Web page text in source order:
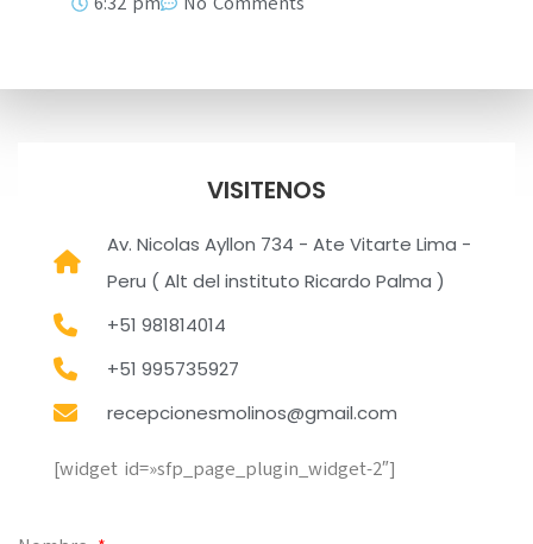
VISITENOS
Av. Nicolas Ayllon 734 - Ate Vitarte Lima -
Peru ( Alt del instituto Ricardo Palma )
+51 981814014
+51 995735927
recepcionesmolinos@gmail.com
[widget id=»sfp_page_plugin_widget-2″]